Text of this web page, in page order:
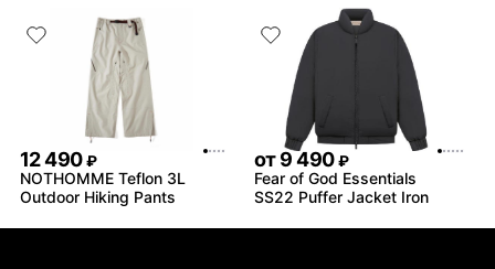
12 490 ₽
NOTHOMME Teflon 3L
Outdoor Hiking Pants
от9 490 ₽
Fear of God Essentials
SS22 Puffer Jacket Iron